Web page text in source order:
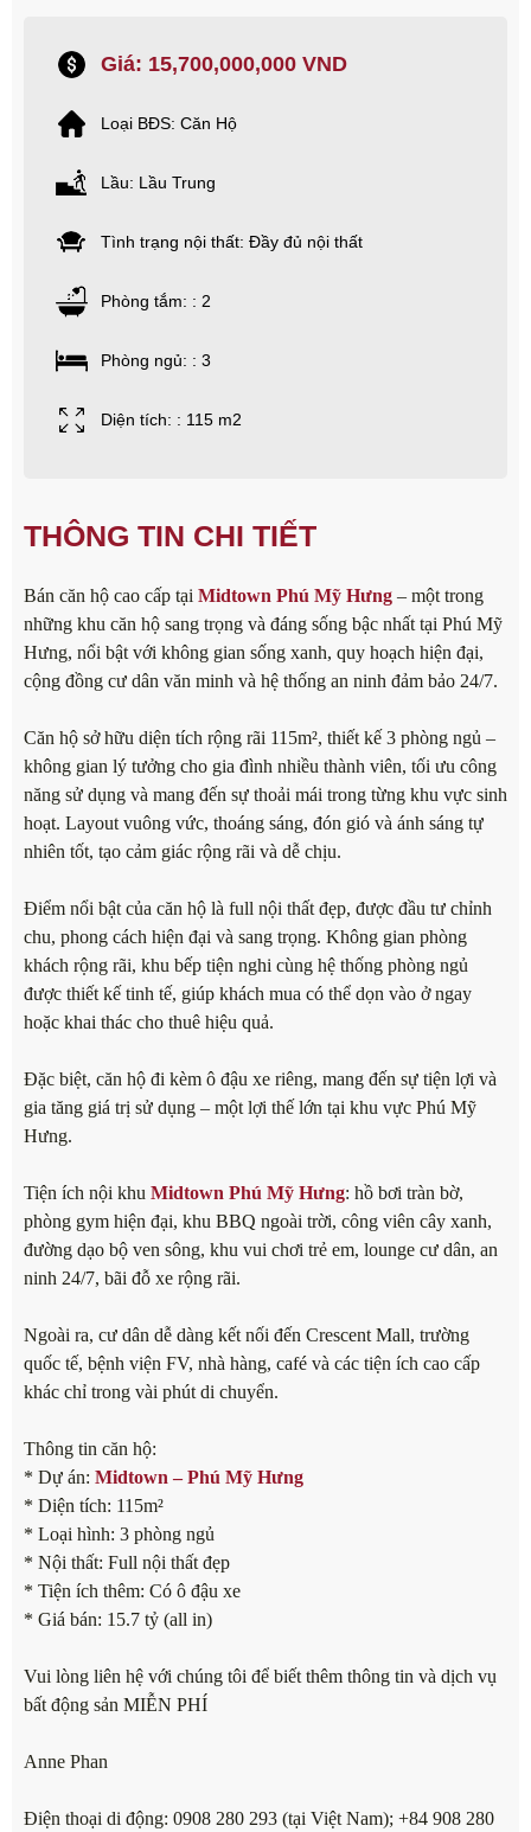
Giá: 15,700,000,000 VND
Loại BĐS: Căn Hộ
Lầu: Lầu Trung
Tình trạng nội thất: Đầy đủ nội thất
Phòng tắm: : 2
Phòng ngủ: : 3
Diện tích: : 115 m2
THÔNG TIN CHI TIẾT
Bán căn hộ cao cấp tại Midtown Phú Mỹ Hưng – một trong
những khu căn hộ sang trọng và đáng sống bậc nhất tại Phú Mỹ
Hưng, nổi bật với không gian sống xanh, quy hoạch hiện đại,
cộng đồng cư dân văn minh và hệ thống an ninh đảm bảo 24/7.
Căn hộ sở hữu diện tích rộng rãi 115m², thiết kế 3 phòng ngủ –
không gian lý tưởng cho gia đình nhiều thành viên, tối ưu công
năng sử dụng và mang đến sự thoải mái trong từng khu vực sinh
hoạt. Layout vuông vức, thoáng sáng, đón gió và ánh sáng tự
nhiên tốt, tạo cảm giác rộng rãi và dễ chịu.
Điểm nổi bật của căn hộ là full nội thất đẹp, được đầu tư chỉnh
chu, phong cách hiện đại và sang trọng. Không gian phòng
khách rộng rãi, khu bếp tiện nghi cùng hệ thống phòng ngủ
được thiết kế tinh tế, giúp khách mua có thể dọn vào ở ngay
hoặc khai thác cho thuê hiệu quả.
Đặc biệt, căn hộ đi kèm ô đậu xe riêng, mang đến sự tiện lợi và
gia tăng giá trị sử dụng – một lợi thế lớn tại khu vực Phú Mỹ
Hưng.
Tiện ích nội khu Midtown Phú Mỹ Hưng: hồ bơi tràn bờ,
phòng gym hiện đại, khu BBQ ngoài trời, công viên cây xanh,
đường dạo bộ ven sông, khu vui chơi trẻ em, lounge cư dân, an
ninh 24/7, bãi đỗ xe rộng rãi.
Ngoài ra, cư dân dễ dàng kết nối đến Crescent Mall, trường
quốc tế, bệnh viện FV, nhà hàng, café và các tiện ích cao cấp
khác chỉ trong vài phút di chuyển.
Thông tin căn hộ:
* Dự án: Midtown – Phú Mỹ Hưng
* Diện tích: 115m²
* Loại hình: 3 phòng ngủ
* Nội thất: Full nội thất đẹp
* Tiện ích thêm: Có ô đậu xe
* Giá bán: 15.7 tỷ (all in)
Vui lòng liên hệ với chúng tôi để biết thêm thông tin và dịch vụ
bất động sản MIỄN PHÍ
Anne Phan
Điện thoại di động: 0908 280 293 (tại Việt Nam); +84 908 280